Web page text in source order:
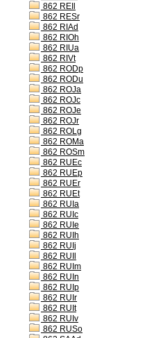
862 REIl
862 RESr
862 RIAd
862 RIOh
862 RIUa
862 RIVt
862 RODp
862 RODu
862 ROJa
862 ROJc
862 ROJe
862 ROJr
862 ROLg
862 ROMa
862 ROSm
862 RUEc
862 RUEp
862 RUEr
862 RUEt
862 RUIa
862 RUIc
862 RUIe
862 RUIh
862 RUIj
862 RUIl
862 RUIm
862 RUIn
862 RUIp
862 RUIr
862 RUIt
862 RUIv
862 RUSo